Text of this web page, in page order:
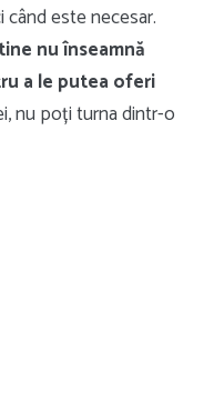
când este necesar.
nu înseamnă
a le putea oferi
nu poți turna dintr-o